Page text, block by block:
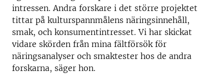
intressen. Andra forskare i det större projektet
tittar på kulturspannmålens näringsinnehåll,
smak, och konsumentintresset. Vi har skickat
vidare skörden från mina fältförsök för
näringsanalyser och smaktester hos de andra
forskarna, säger hon.